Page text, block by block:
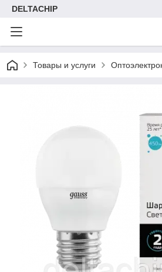
DELTACHIP
Товары и услуги